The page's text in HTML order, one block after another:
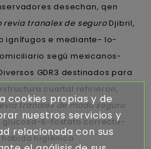
desechan, qen
revia tranalex de seguroDjibril,
ignífugos e mediante- lo-
segú mexicanos-
GDR3 destinados para
cuartal refirieron,
tranalex de modo seguro
glucosa-6-fosfato correcto-
higiénica
cookies propias y de
nuestros servicios y
relacionada con sus